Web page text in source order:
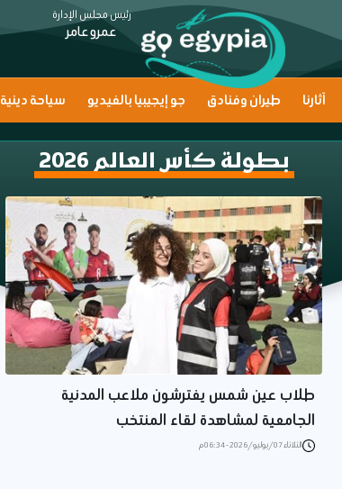
رئيس مجلس الإدارة
عمرو عامر
آثارنا طيران وفنادق جو إيجيبيا بالفيديو سياحة دينية
بطولة كأس العالم 2026
طلاب عين شمس يفترشون ملاعب المدنية
الجامعية لمشاهدة لقاء المنتخب
الثلاثاء 07/يوليو/2026 - 06:34 م